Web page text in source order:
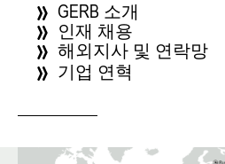
GERB 소개
인재 채용
해외지사 및 연락망
기업 연혁